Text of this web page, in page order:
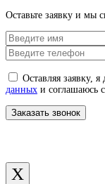
Оставьте заявку и мы
Оставляя заявку, я
данных и соглашаюсь с
X